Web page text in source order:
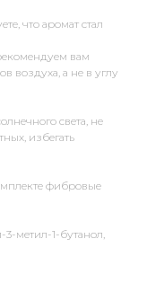
что аромат стал
вам
воздуха, а не в углу
света, не
избегать
фибровые
метил-1-бутанол,